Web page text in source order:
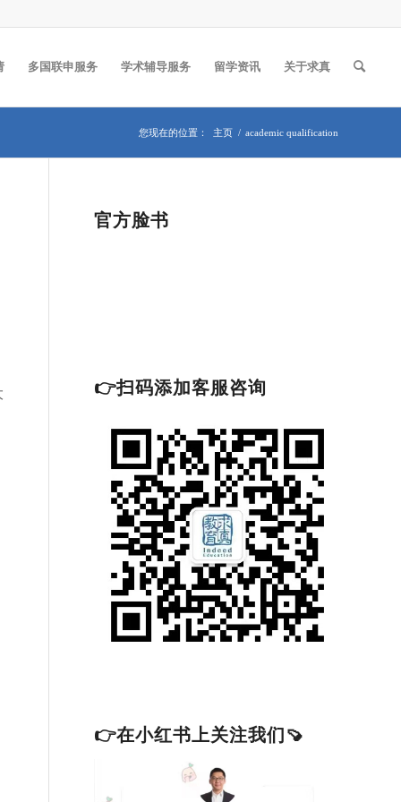
多国联申服务 学术辅导服务 留学资讯 关于求真
您现在的位置： 主页 / academic qualification
官方脸书
👉扫码添加客服咨询
👉在小红书上关注我们🍠